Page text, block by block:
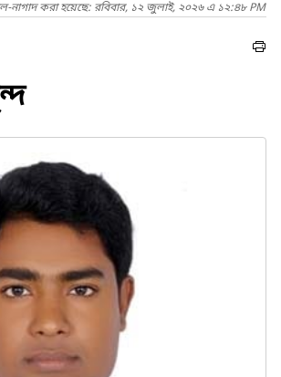
নাগাদ করা হয়েছে: রবিবার, ১২ জুলাই, ২০২৬ এ ১২:৪৮ PM